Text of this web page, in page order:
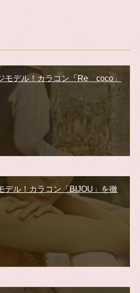
モデル！カラコン「Re coco」
デル！カラコン「BIJOU」を徹